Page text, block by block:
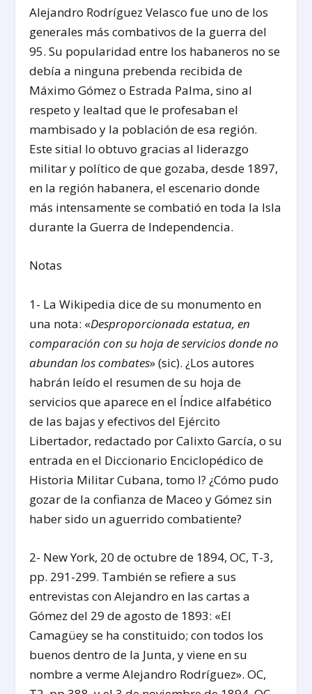
Alejandro Rodríguez Velasco fue uno de los
generales más combativos de la guerra del
95. Su popularidad entre los habaneros no se
debía a ninguna prebenda recibida de
Máximo Gómez o Estrada Palma, sino al
respeto y lealtad que le profesaban el
mambisado y la población de esa región.
Este sitial lo obtuvo gracias al liderazgo
militar y político de que gozaba, desde 1897,
en la región habanera, el escenario donde
más intensamente se combatió en toda la Isla
durante la Guerra de Independencia.
Notas
1- La Wikipedia dice de su monumento en
una nota: «Desproporcionada estatua, en
comparación con su hoja de servicios donde no
abundan los combates» (sic). ¿Los autores
habrán leído el resumen de su hoja de
servicios que aparece en el Índice alfabético
de las bajas y efectivos del Ejército
Libertador, redactado por Calixto García, o su
entrada en el Diccionario Enciclopédico de
Historia Militar Cubana, tomo I? ¿Cómo pudo
gozar de la confianza de Maceo y Gómez sin
haber sido un aguerrido combatiente?
2- New York, 20 de octubre de 1894, OC, T-3,
pp. 291-299. También se refiere a sus
entrevistas con Alejandro en las cartas a
Gómez del 29 de agosto de 1893: «El
Camagüey se ha constituido; con todos los
buenos dentro de la Junta, y viene en su
nombre a verme Alejandro Rodríguez». OC,